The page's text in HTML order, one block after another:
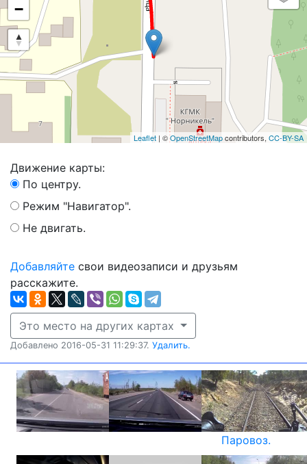
−
Leaflet | ©OpenStreetMapcontributors, CC-BY-SA
Движение карты:
По центру.
Режим "Навигатор".
Не двигать.
Добавляйте свои видеозаписи и друзьям
расскажите.
Это место на других картах
Добавлено 2016-05-31 11:29:37. Удалить.
Паровоз.